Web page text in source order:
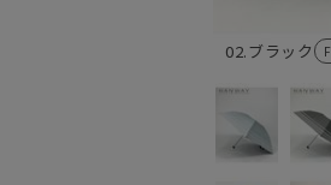
02.ブラック F